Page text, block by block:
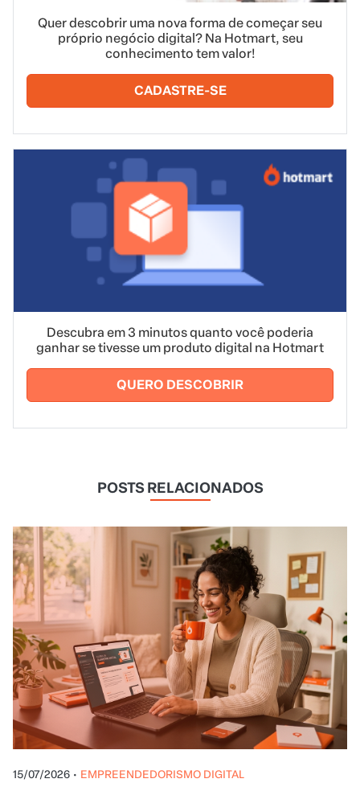
Quer descobrir uma nova forma de começar seu
próprio negócio digital? Na Hotmart, seu
conhecimento tem valor!
CADASTRE-SE
Descubra em 3 minutos quanto você poderia
ganhar se tivesse um produto digital na Hotmart
QUERO DESCOBRIR
POSTS RELACIONADOS
15/07/2026 • EMPREENDEDORISMO DIGITAL